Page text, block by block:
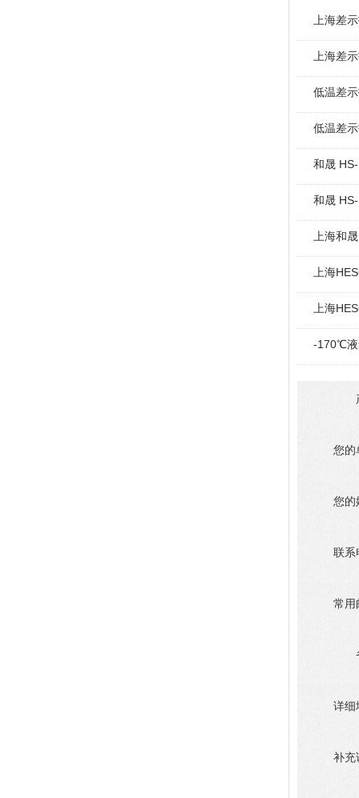
上海差
上海差
低温差
低温差
和晟
和晟
上海和
上海
上海
-170℃液
您的
您的
联系
常用
详细
补充